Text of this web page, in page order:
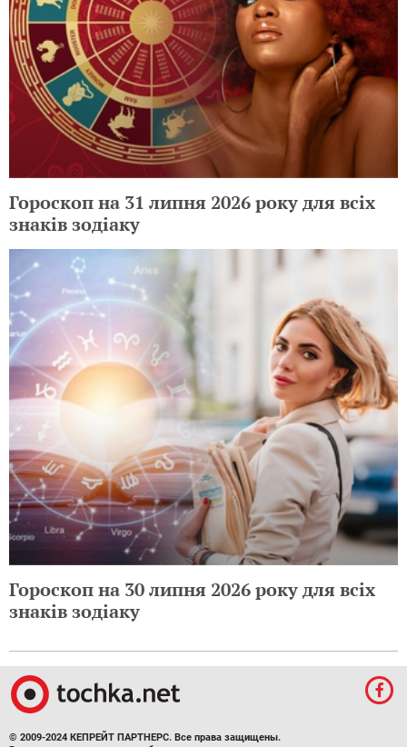
Гороскоп на 31 липня 2026 року для всіх
знаків зодіаку
Гороскоп на 30 липня 2026 року для всіх
знаків зодіаку
© 2009-2024 КЕПРЕЙТ ПАРТНЕРС. Все права защищены.